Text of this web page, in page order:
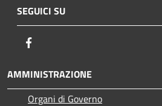
SEGUICI SU
AMMINISTRAZIONE
Organi di Governo